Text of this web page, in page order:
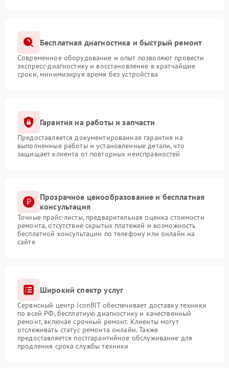
Бесплатная диагностика и быстрый ремонт
Современное оборудование и опыт позволяют провести
экспресс-диагностику и восстановление в кратчайшие
сроки, минимизируя время без устройства
Гарантия на работы и запчасти
Предоставляется документированная гарантия на
выполненные работы и установленные детали, что
защищает клиента от повторных неисправностей
Прозрачное ценообразование и бесплатная
консультация
Точные прайс-листы, предварительная оценка стоимости
ремонта, отсутствие скрытых платежей и возможность
бесплатной консультации по телефону или онлайн на
сайте
Широкий спектр услуг
Сервисный центр iconBIT обеспечивает доставку техники
по всей РФ, бесплатную диагностику и качественный
ремонт, включая срочный ремонт. Клиенты могут
отслеживать статус ремонта онлайн. Также
предоставляется постгарантийное обслуживание для
продления срока службы техники